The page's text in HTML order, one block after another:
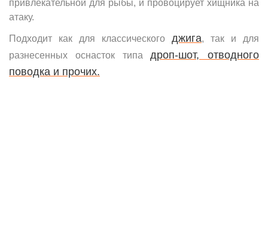
привлекательной для рыбы, и провоцирует хищника на
атаку.
Подходит как для классического джига, так и для
разнесенных оснасток типадроп-шот, отводного
поводка и прочих.